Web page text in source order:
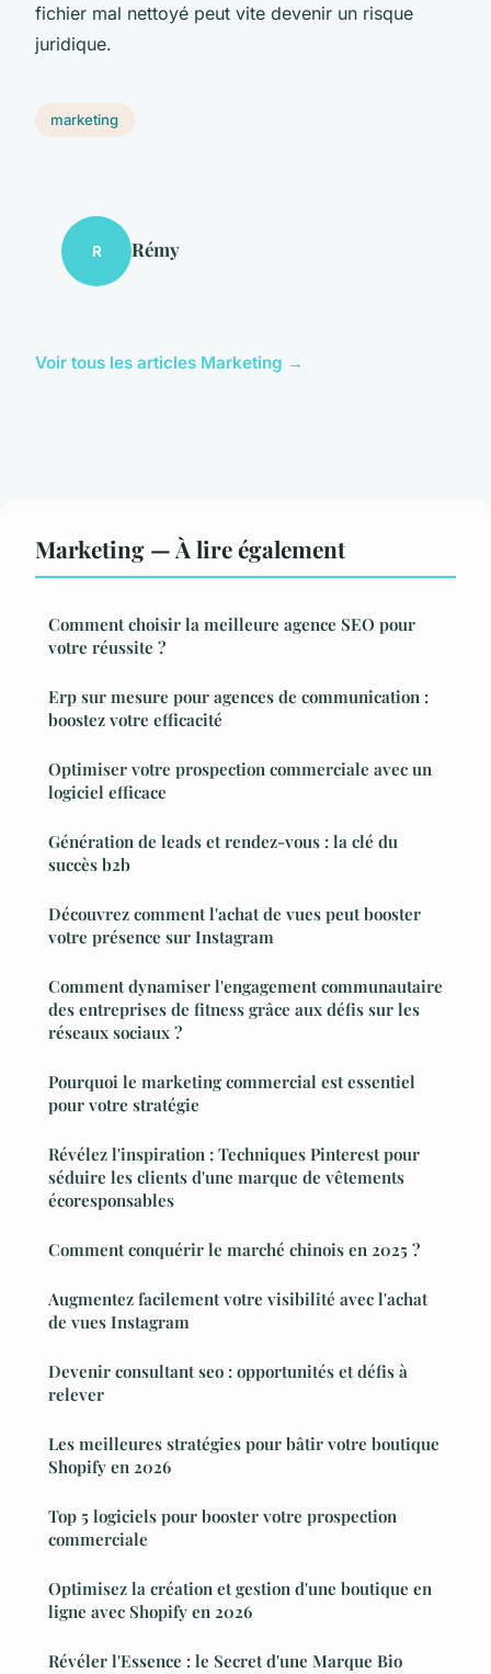
fichier mal nettoyé peut vite devenir un risque
juridique.
marketing
R Rémy
Voir tous les articles Marketing →
Marketing — À lire également
Comment choisir la meilleure agence SEO pour
votre réussite ?
Erp sur mesure pour agences de communication :
boostez votre efficacité
Optimiser votre prospection commerciale avec un
logiciel efficace
Génération de leads et rendez-vous : la clé du
succès b2b
Découvrez comment l'achat de vues peut booster
votre présence sur Instagram
Comment dynamiser l'engagement communautaire
des entreprises de fitness grâce aux défis sur les
réseaux sociaux ?
Pourquoi le marketing commercial est essentiel
pour votre stratégie
Révélez l'inspiration : Techniques Pinterest pour
séduire les clients d'une marque de vêtements
écoresponsables
Comment conquérir le marché chinois en 2025 ?
Augmentez facilement votre visibilité avec l'achat
de vues Instagram
Devenir consultant seo : opportunités et défis à
relever
Les meilleures stratégies pour bâtir votre boutique
Shopify en 2026
Top 5 logiciels pour booster votre prospection
commerciale
Optimisez la création et gestion d'une boutique en
ligne avec Shopify en 2026
Révéler l'Essence : le Secret d'une Marque Bio